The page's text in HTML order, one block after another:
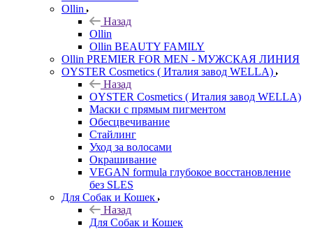
Ollin
Назад
Ollin
Ollin BEAUTY FAMILY
Ollin PREMIER FOR MEN - МУЖСКАЯ ЛИНИЯ
OYSTER Cosmetics ( Италия завод WELLA)
Назад
OYSTER Cosmetics ( Италия завод WELLA)
Маски с прямым пигментом
Обесцвечивание
Стайлинг
Уход за волосами
Окрашивание
VEGAN formula глубокое восстановление
без SLES
Для Собак и Кошек
Назад
Для Собак и Кошек